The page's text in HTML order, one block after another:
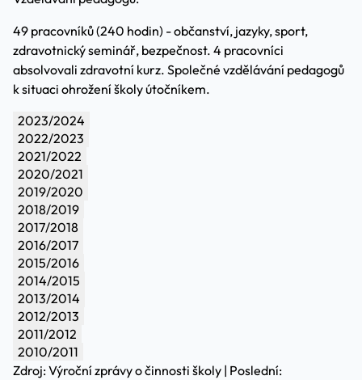
49 pracovníků (240 hodin) - občanství, jazyky, sport,
zdravotnický seminář, bezpečnost. 4 pracovníci
absolvovali zdravotní kurz. Společné vzdělávání pedagogů
k situaci ohrožení školy útočníkem.
2023/2024
2022/2023
2021/2022
2020/2021
2019/2020
2018/2019
2017/2018
2016/2017
2015/2016
2014/2015
2013/2014
2012/2013
2011/2012
2010/2011
Zdroj: Výroční zprávy o činnosti školy | Poslední: